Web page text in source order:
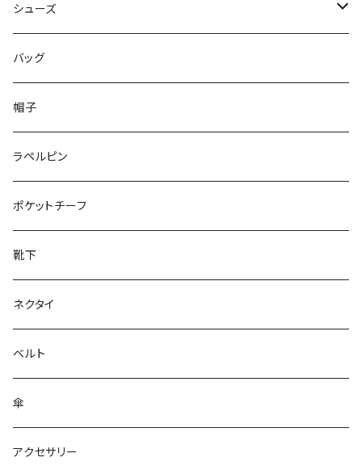
50/XL～
48/L
50/XL～
46/M
48/L
50/XL～
～44/S
46/M
48/L
50/XL～
シューズ
～25.5cm
26cm～
27cm～
28cm～
バッグ
帽子
ラペルピン
ポケットチーフ
靴下
ネクタイ
ベルト
傘
アクセサリー